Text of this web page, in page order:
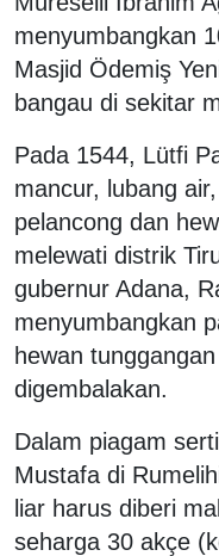
menyumbangkan
Masjid Ödemiş
bangau di sekitar
Pada 1544, Lütfi
mancur, lubang
pelancong dan
melewati distrik
gubernur Adana,
menyumbangkan
hewan
digembalakan.
Dalam piagam
Mustafa di
liar harus diberi
seharga 30 akçe